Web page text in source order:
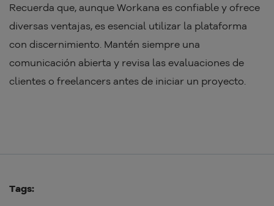
Recuerda que, aunque Workana es confiable y ofrece
diversas ventajas, es esencial utilizar la plataforma
con discernimiento. Mantén siempre una
comunicación abierta y revisa las evaluaciones de
clientes o freelancers antes de iniciar un proyecto.
Tags: